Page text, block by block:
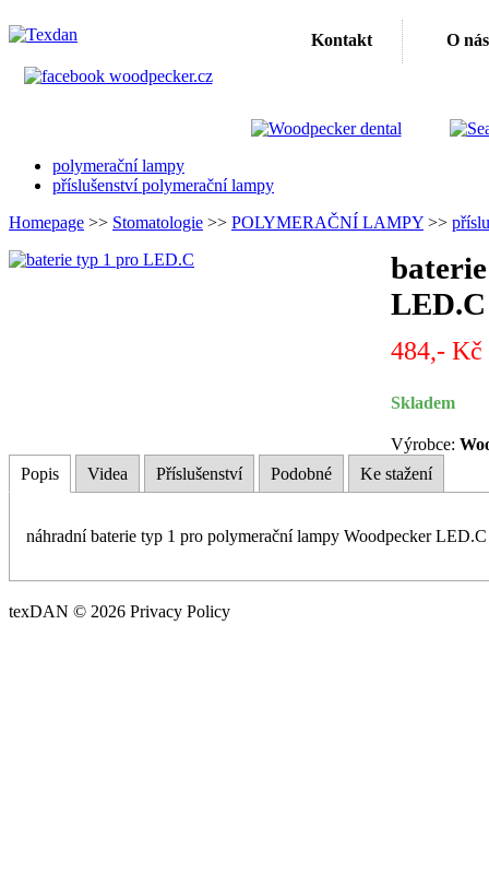
Kontakt O nás
polymerační lampy
příslušenství polymerační lampy
Homepage >> Stomatologie >> POLYMERAČNÍ LAMPY >>
LED.C
484,- Kč
Skladem
Výrobce:
Popis
Videa Příslušenství Podobné Ke stažení
náhradní baterie typ 1 pro polymerační lampy Woodpecker LED.C
texDAN © 2026 Privacy Policy